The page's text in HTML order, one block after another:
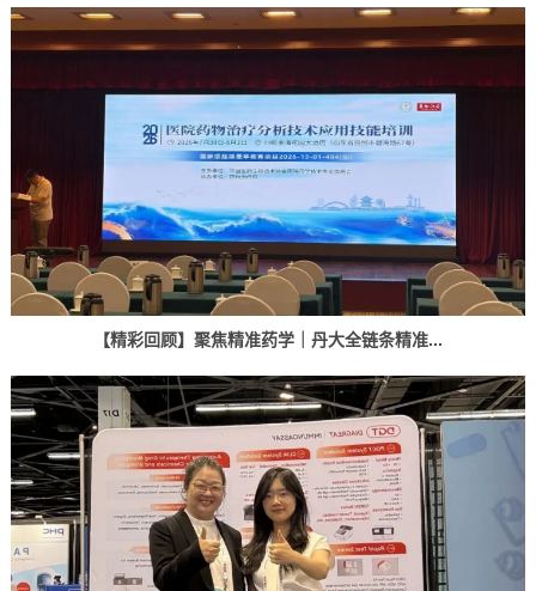
【精彩回顾】聚焦精准药学｜丹大全链条精准...